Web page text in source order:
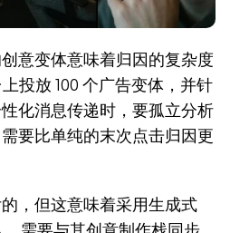
意变体意味着归因的复杂度
投放 100 个广告变体，并针
化消息传递时，要孤立分析
要比单纯的末次点击归因更
，但这意味着采用生成式